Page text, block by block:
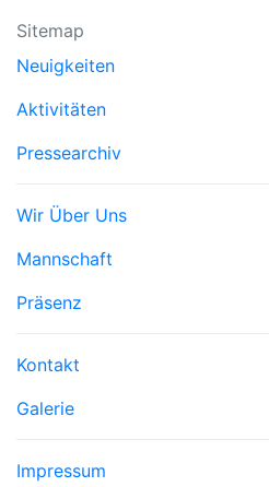
Sitemap
Neuigkeiten
Aktivitäten
Pressearchiv
Trenner3
Wir Über Uns
Mannschaft
Präsenz
Trenner4
Kontakt
Galerie
Trenner 5
Impressum